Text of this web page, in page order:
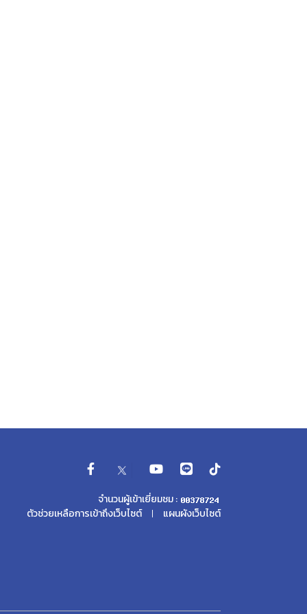
จำนวนผู้เข้าเยี่ยมชม :
ตัวช่วยเหลือการเข้าถึงเว็บไซต์
แผนผังเว็บไซต์